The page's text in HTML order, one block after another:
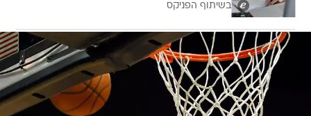
בשיתוף הפניקס